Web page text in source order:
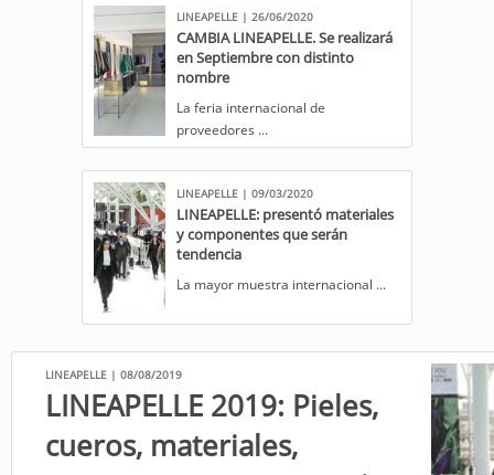
LINEAPELLE | 26/06/2020
CAMBIA LINEAPELLE. Se realizará
en Septiembre con distinto
nombre
La feria internacional de
proveedores ...
LINEAPELLE | 09/03/2020
LINEAPELLE: presentó materiales
y componentes que serán
tendencia
​La mayor muestra internacional ...
LINEAPELLE | 08/08/2019
LINEAPELLE 2019: Pieles,
cueros, materiales,